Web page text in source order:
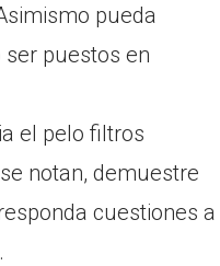
pueda
puestos en
el pelo filtros
notan, demuestre
cuestiones a